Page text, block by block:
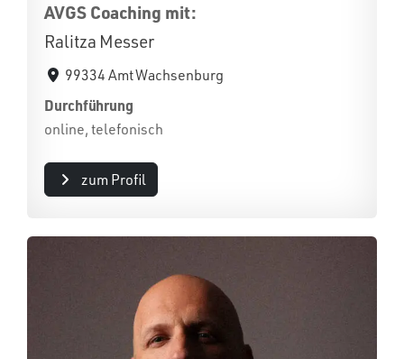
AVGS Coaching mit:
Ralitza Messer
99334 Amt Wachsenburg
Durchführung
online, telefonisch
zum Profil